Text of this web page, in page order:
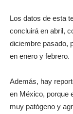
Los datos de esta
concluirá en abril,
diciembre pasado,
en enero y febrero.
Además, hay
en México, porque
muy patógeno y